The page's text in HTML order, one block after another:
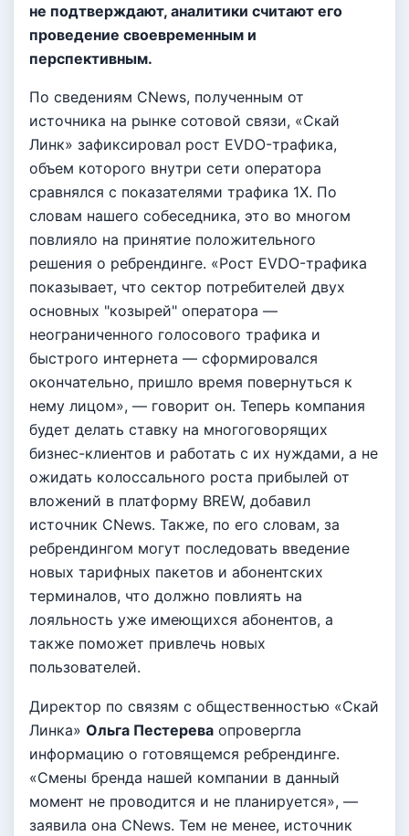
не подтверждают, аналитики считают его
проведение своевременным и
перспективным.
По сведениям CNews, полученным от
источника на рынке сотовой связи, «Скай
Линк» зафиксировал рост EVDO-трафика,
объем которого внутри сети оператора
сравнялся с показателями трафика 1X. По
словам нашего собеседника, это во многом
повлияло на принятие положительного
решения о ребрендинге. «Рост EVDO-трафика
показывает, что сектор потребителей двух
основных "козырей" оператора —
неограниченного голосового трафика и
быстрого интернета — сформировался
окончательно, пришло время повернуться к
нему лицом», — говорит он. Теперь компания
будет делать ставку на многоговорящих
бизнес-клиентов и работать с их нуждами, а не
ожидать колоссального роста прибылей от
вложений в платформу BREW, добавил
источник CNews. Также, по его словам, за
ребрендингом могут последовать введение
новых тарифных пакетов и абонентских
терминалов, что должно повлиять на
лояльность уже имеющихся абонентов, а
также поможет привлечь новых
пользователей.
Директор по связям с общественностью «Скай
Линка» Ольга Пестерева опровергла
информацию о готовящемся ребрендинге.
«Смены бренда нашей компании в данный
момент не проводится и не планируется», —
заявила она CNews. Тем не менее, источник